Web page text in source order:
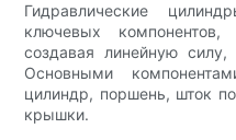
Гидравлические
ключевых
создавая линейную
Основными
цилиндр, поршень, шток
крышки.